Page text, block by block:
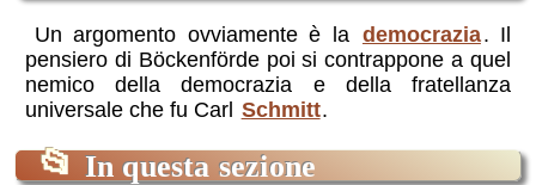
Un argomento ovviamente è la democrazia. Il
pensiero di Böckenförde poi si contrappone a quel
nemico della democrazia e della fratellanza
universale che fu Carl Schmitt.
📂 In questa sezione